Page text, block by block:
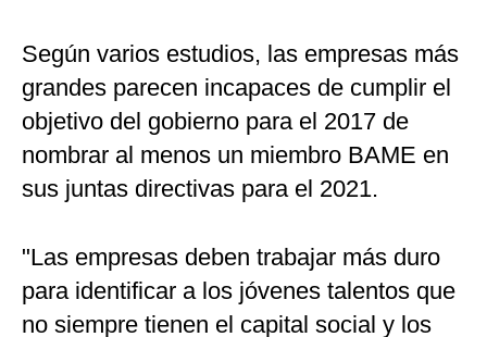
Según varios estudios, las empresas más
grandes parecen incapaces de cumplir el
objetivo del gobierno para el 2017 de
nombrar al menos un miembro BAME en
sus juntas directivas para el 2021.
"Las empresas deben trabajar más duro
para identificar a los jóvenes talentos que
no siempre tienen el capital social y los